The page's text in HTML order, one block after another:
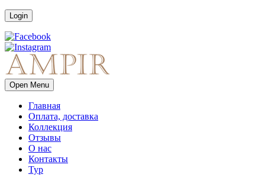
Open Menu
Главная
Оплата, доставка
Коллекция
Отзывы
О нас
Контакты
Тур